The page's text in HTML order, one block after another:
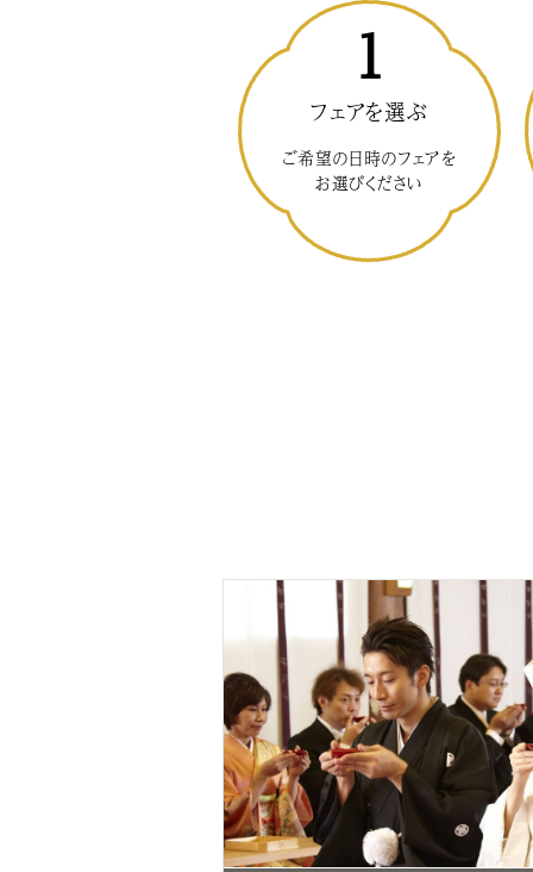
1
フェアを選ぶ
ご希望の日時のフェアを
お選びください